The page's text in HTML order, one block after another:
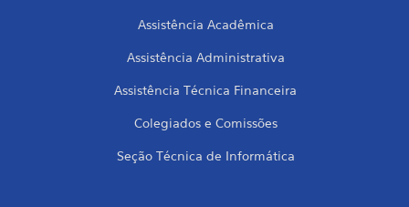
Assistência Acadêmica
Assistência Administrativa
Assistência Técnica Financeira
Colegiados e Comissões
Seção Técnica de Informática